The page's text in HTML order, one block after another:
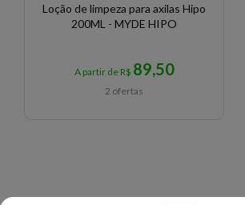
Loção de limpeza para axilas Hipo
200ML - MYDE HIPO
A partir de R$ 89,50
2 ofertas